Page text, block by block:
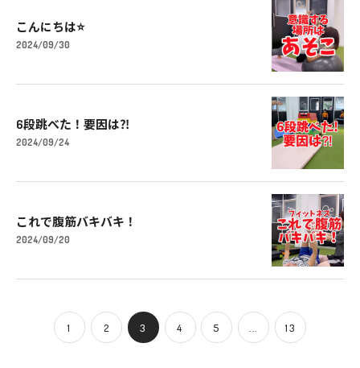
こんにちは⭐️
2024/09/30
6段跳べた！要因は⁈
2024/09/24
これで腹筋バキバキ！
2024/09/20
1 2 3 4 5 13